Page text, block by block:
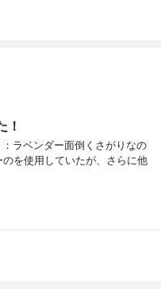
！
ラベンダー面倒くさがりなの
を使用していたが、さらに他